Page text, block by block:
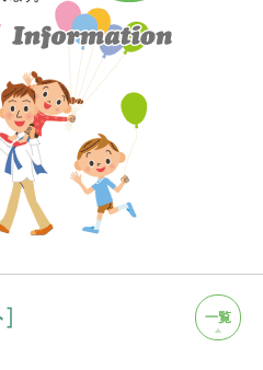
一覧